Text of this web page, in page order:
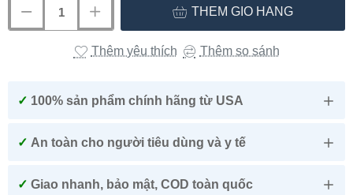
THÊM GIỎ HÀNG
Thêm yêu thích Thêm so sánh
✓ 100% sản phẩm chính hãng từ USA
✓ An toàn cho người tiêu dùng và y tế
✓ Giao nhanh, bảo mật, COD toàn quốc